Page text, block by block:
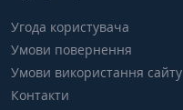
Угода користувача
Умови повернення
Умови використання сайту
Контакти